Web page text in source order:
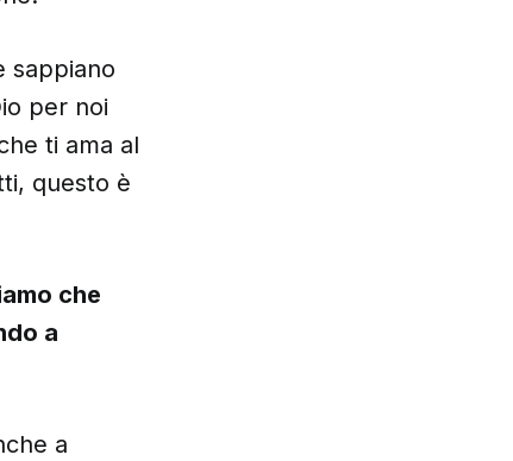
sappiano
per noi
ti ama al
questo è
che
a
a